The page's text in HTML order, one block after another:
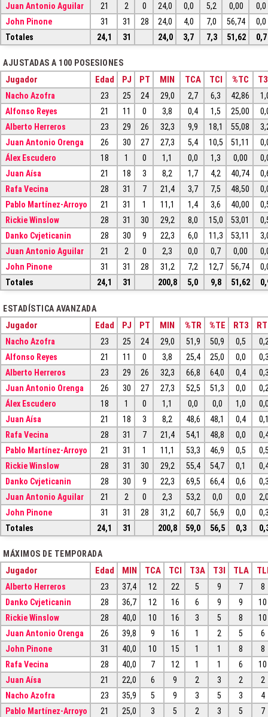
Juan Antonio Aguilar
21 2 0 24,0 0,0 5,2 0,00
0,0
John Pinone
31 31 28 24,0 4,0 7,0 56,74
0,0
Totales
24,1 31 24,0 3,7 7,3 51,62 0,7
AJUSTADAS A 100 POSESIONES
Jugador Edad PJ PT MIN TCA TCI %TC
Nacho Azofra 23 25 24 29,0 2,7 6,3 42,86
Alfonso Reyes
21 11 0 3,8 0,4 1,5 25,00
Alberto Herreros
23 29 26 32,3 9,9 18,1 55,08
Juan Antonio Orenga
26 30 27 27,3 5,4 10,5 51,11
Álex Escudero
18 1 0 1,1 0,0 1,3 0,00
Juan Aísa
21 18 3 8,2 1,7 4,2 40,74
Rafa Vecina
28 31 7 21,4 3,7 7,5 48,50
Pablo Martínez-Arroyo
21 31 1 11,1 1,4 3,6 40,00
Rickie Winslow
28 31 30 29,2 8,0 15,0 53,01
Danko Cvjeticanin
28 30 9 22,3 6,0 11,3 53,11
Juan Antonio Aguilar
21 2 0 2,3 0,0 0,7 0,00
John Pinone
31 31 28 31,2 7,2 12,7 56,74
Totales
24,1 31 200,8 5,0 9,8 51,62
ESTADÍSTICA AVANZADA
Jugador Edad PJ PT MIN %TR %TE RT3
Nacho Azofra 23 25 24 29,0 51,9 50,9 0,5
Alfonso Reyes
21 11 0 3,8 25,4 25,0 0,0
Alberto Herreros
23 29 26 32,3 66,8 64,0 0,4
Juan Antonio Orenga
26 30 27 27,3 52,5 51,3 0,0
Álex Escudero
18 1 0 1,1 0,0 0,0 1,0
Juan Aísa
21 18 3 8,2 48,6 48,1 0,4
Rafa Vecina
28 31 7 21,4 54,1 48,8 0,0
Pablo Martínez-Arroyo
21 31 1 11,1 53,3 46,9 0,5
Rickie Winslow
28 31 30 29,2 55,4 54,7 0,1
Danko Cvjeticanin
28 30 9 22,3 69,5 66,4 0,6
Juan Antonio Aguilar
21 2 0 2,3 53,2 0,0 0,0
John Pinone
31 31 28 31,2 60,7 56,9 0,0
Totales
24,1 31 200,8 59,0 56,5 0,3
MÁXIMOS DE TEMPORADA
Jugador Edad MIN TCA TCI T3A T3I TLA
Alberto Herreros 23 37,4 12 22 5 9 7
8
Danko Cvjeticanin
28 36,7 12 16 6 9 9
10
Rickie Winslow
28 40,0 10 16 3 5 8
10
Juan Antonio Orenga
26 39,8 9 16 1 2 5
6
John Pinone
31 40,0 10 15 1 1 8
8
Rafa Vecina
28 40,0 7 12 1 1 6
10
Juan Aísa
21 22,0 6 9 2 3 2
2
Nacho Azofra
23 35,9 5 9 3 5 3
4
Pablo Martínez-Arroyo
21 25,0 3 5 2 3 5
7